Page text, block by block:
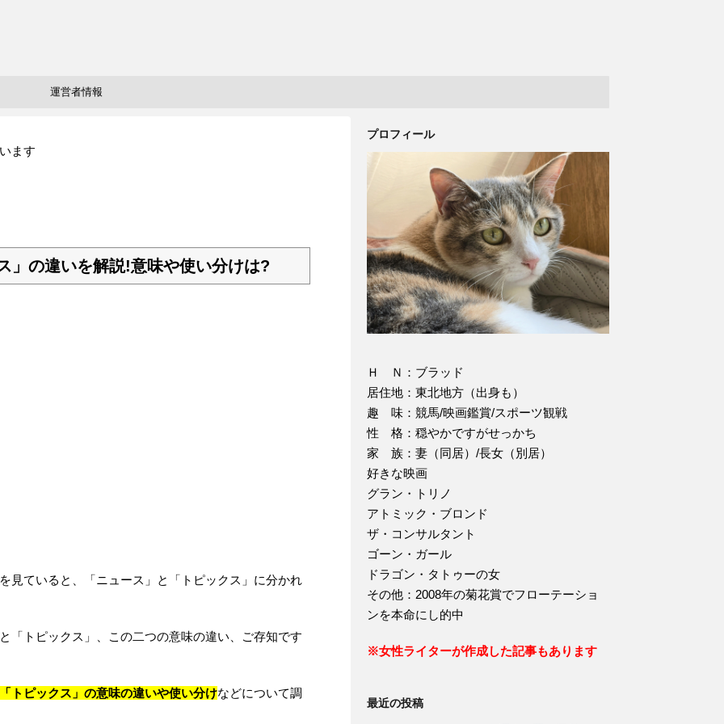
運営者情報
ます
」の違いを解説!意味や使い分けは?
見ていると、「ニュース」と「トピックス」に分かれ
「トピックス」、この二つの意味の違い、ご存知です
トピックス」の意味の違いや使い分けなどについて調
プロフィール
Ｈ Ｎ：ブラッド
居住地：東北地方（出身も）
趣 味：競馬/映画鑑賞/スポーツ観戦
性 格：穏やかですがせっかち
家 族：妻（同居）/長女（別居）
好きな映画
グラン・トリノ
アトミック・ブロンド
ザ・コンサルタント
ゴーン・ガール
ドラゴン・タトゥーの女
その他：2008年の菊花賞でフローテーショ
ンを本命にし的中
※女性ライターが作成した記事もあります
最近の投稿